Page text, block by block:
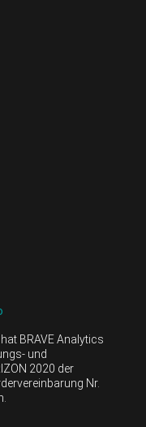
BRAVE Analytics
und
2020 der
Nr.